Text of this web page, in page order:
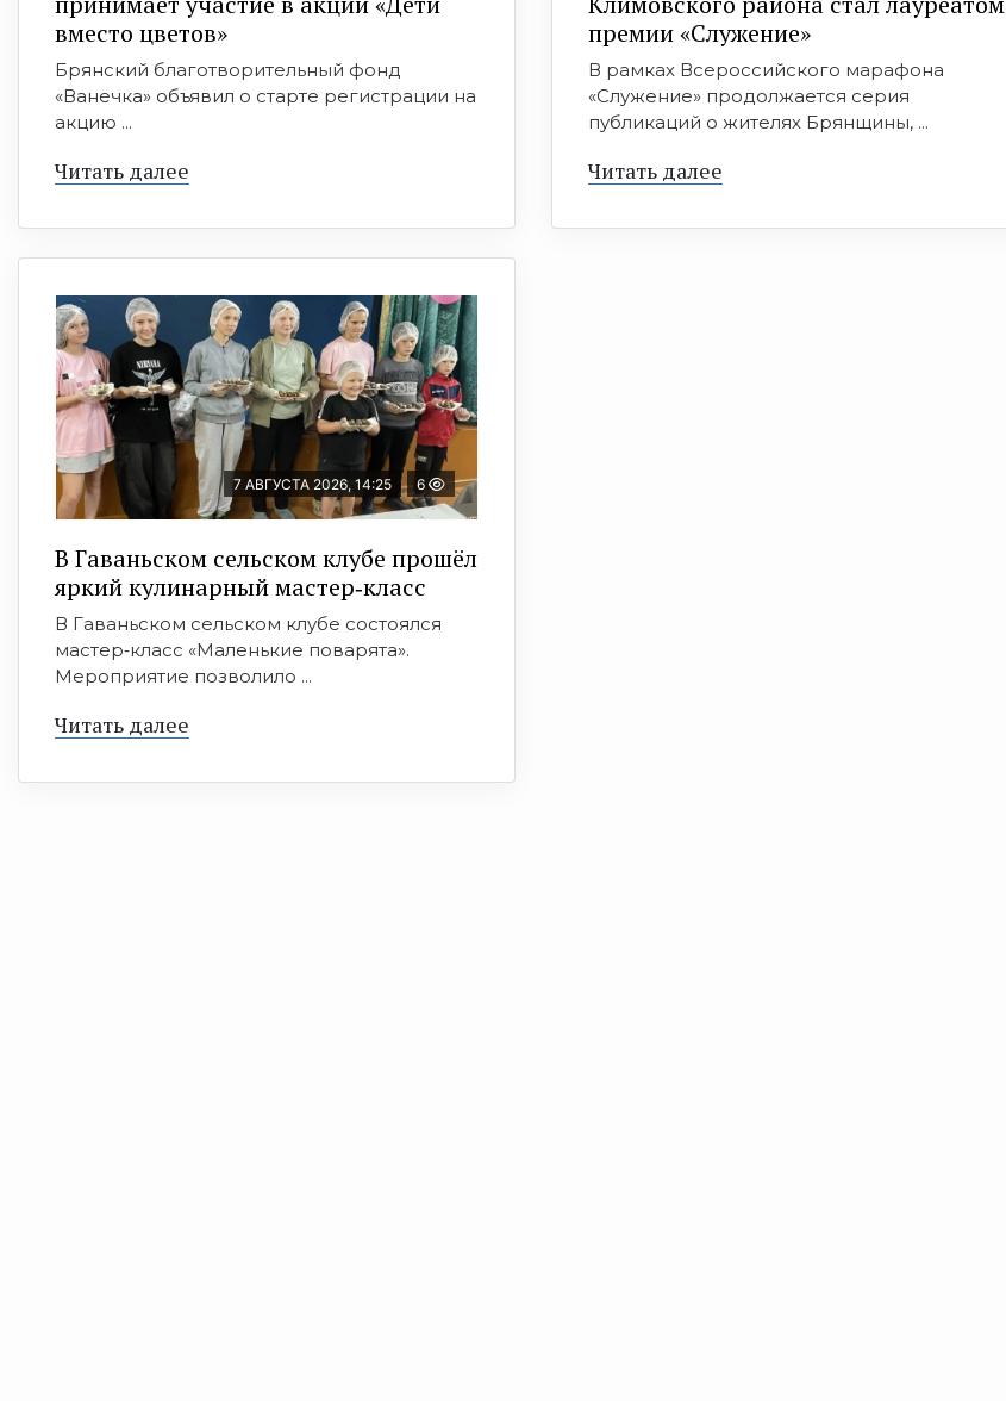
вместо цветов»
Брянский благотворительный фонд
«Ванечка» объявил о старте регистрации на
акцию ...
Читать далее
премии «Служение»
В рамках Всероссийского марафона
«Служение» продолжается серия
публикаций о жителях Брянщины, ...
Читать далее
7 АВГУСТА 2026, 14:25 6
В Гаваньском сельском клубе прошёл
яркий кулинарный мастер‑класс
В Гаваньском сельском клубе состоялся
мастер‑класс «Маленькие поварята».
Мероприятие позволило ...
Читать далее